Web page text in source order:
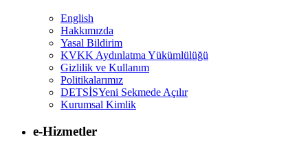
English
Hakkımızda
Yasal Bildirim
KVKK Aydınlatma Yükümlülüğü
Gizlilik ve Kullanım
Politikalarımız
DETSİSYeni Sekmede Açılır
Kurumsal Kimlik
e-Hizmetler